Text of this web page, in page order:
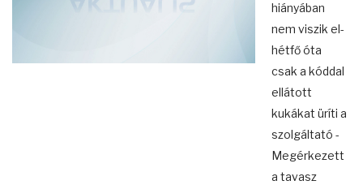
hiányában
nem viszik el-
hétfő óta
csak a kóddal
ellátott
kukákat üríti a
szolgáltató -
Megérkezett
a tavasz